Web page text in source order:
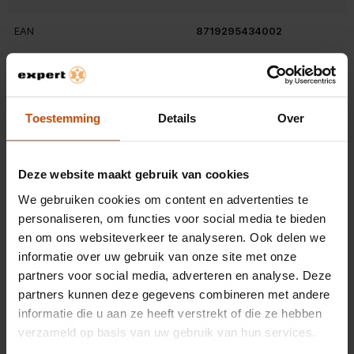
Toestemming Details Over
Deze website maakt gebruik van cookies
We gebruiken cookies om content en advertenties te
personaliseren, om functies voor social media te bieden
en om ons websiteverkeer te analyseren. Ook delen we
informatie over uw gebruik van onze site met onze
partners voor social media, adverteren en analyse. Deze
partners kunnen deze gegevens combineren met andere
informatie die u aan ze heeft verstrekt of die ze hebben
verzameld op basis van uw gebruik van hun services.
Wel zo handig! Waarom de Accezz Clear Backcover?
EAN 8719295434002
Belangrijkste kenmerken
Materiaal telefoonhoesje
Gewicht en omvang
Breedte verpakking 85 mm
Diepte verpakking 180 mm
Hoogte verpakking
Gewicht verpakking 87 g
Beoordelingen
OVERZICHT VAN SCORES